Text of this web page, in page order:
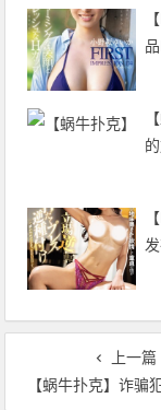
上一篇
【蜗牛扑克】诈骗犯行贿警员1700万美元，欲拿回